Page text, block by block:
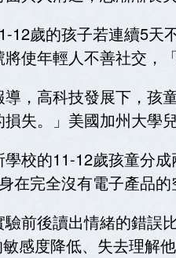
12歲的孩子若連續5天
使年輕人不善社交，
，高科技發展下，孩
失。」美國加州大學
校的11-12歲孩童分
在完全沒有電子產品的
前後讀出情緒的錯誤
感度降低、失去理解